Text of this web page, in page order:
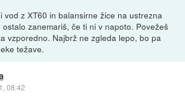
vod z XT60 in balansirne žice na ustrezna
zanemariš, če ti ni v napoto. Povežeš
vzporedno. Najbrž ne zgleda lepo, bo pa
težave.
08:42